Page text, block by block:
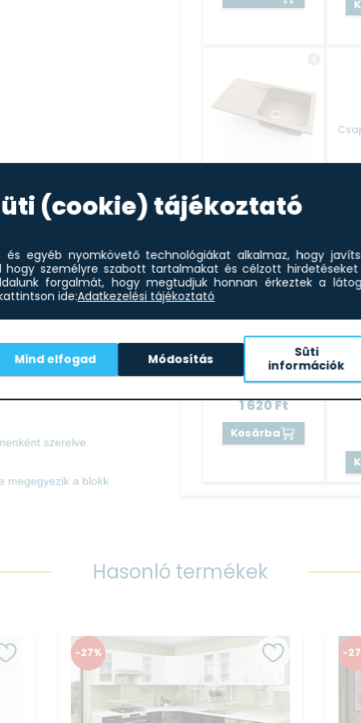
utánoz.
szerelve.
megegyezik a blokk
76,5 x 46 cm
65 990Ft
Vízzáró 60 cm
1 620Ft
Kosárba
Hasonló termékek
-27% -
(cookie) tájékoztató
és egyéb nyomkövető technológiákat alkalmaz, hogy
hogy személyre szabott tartalmakat és célzott
forgalmát, hogy megtudjuk honnan érkeztek a
ide:Adatkezelési tájékoztató
Mind elfogad Módosítás
Süti
információk